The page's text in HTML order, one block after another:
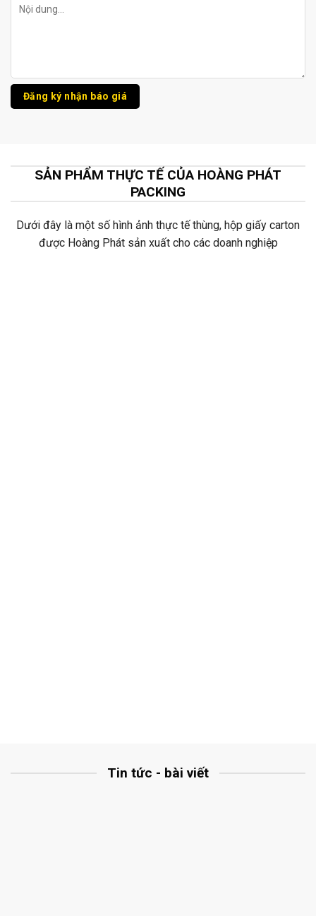
SẢN PHẨM THỰC TẾ CỦA HOÀNG PHÁT
PACKING
Dưới đây là một số hình ảnh thực tế thùng, hộp giấy carton
được Hoàng Phát sản xuất cho các doanh nghiệp
Tin tức - bài viết